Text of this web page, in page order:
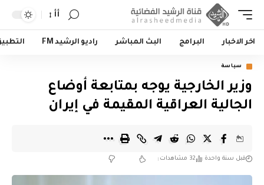
أأ
اخر الاخبار البرامج البث المباشر راديو الرشيد FM
سياسة
وزير الخارجية يوجه بمتابعة أوضاع
الجالية العراقية المقيمة في إيران
قبل سنة واحدة 32 مشاهدات